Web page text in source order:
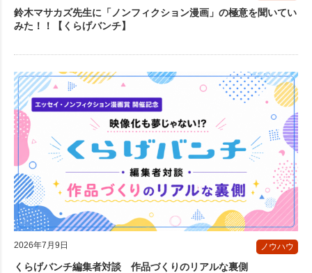
鈴木マサカズ先生に「ノンフィクション漫画」の極意を聞いてい
みた！！【くらげバンチ】
2026年7月9日 ノウハウ
くらげバンチ編集者対談 作品づくりのリアルな裏側